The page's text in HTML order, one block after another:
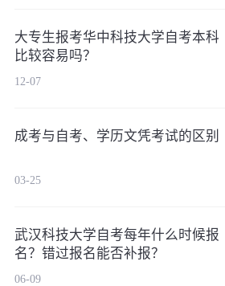
大专生报考华中科技大学自考本科
比较容易吗？
12-07
成考与自考、学历文凭考试的区别
03-25
武汉科技大学自考每年什么时候报
名？错过报名能否补报？
06-09